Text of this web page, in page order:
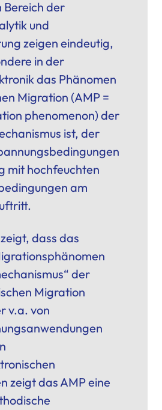
Bereich der
und
zeigen eindeutig,
in der
das Phänomen
Migration (AMP =
phenomenon) der
ist, der
mit hochfeuchten
am
dass das
der
Migration
v.a. von
zeigt das AMP eine